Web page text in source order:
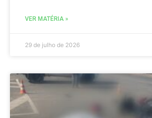
VER MATÉRIA »
29 de julho de 2026